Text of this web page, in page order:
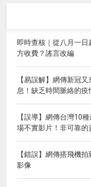
即時查核｜從八月一
方收費？謠言改編
【易誤解】網傳新冠
息！缺乏時間脈絡的疫
【誤導】網傳台灣10
場不實影片！非可靠的
【錯誤】網傳搭飛機
影像